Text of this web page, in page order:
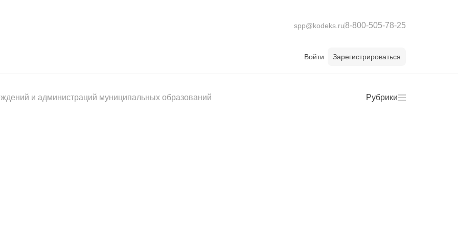
spp@kodeks.ru8-800-505-78-25
Войти Зарегистрироваться
и администраций муниципальных образований Рубрики